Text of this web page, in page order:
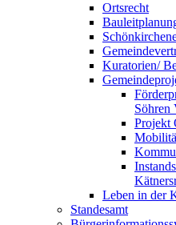
Ortsrecht
Kuratorien/
Söhren
Projekt
Leben in der
Standesamt